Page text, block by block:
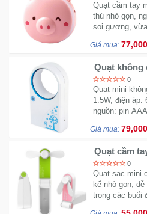
Massage
Thao
Ngoại
Quạt cầm tay
thú nhỏ gọn,
soi gương,
không sợ bị
Giá mua:
Quạt không
Tree
0
Quạt mini
1.5W, điện
nguồn: pin
Giá mua:
Quạt cầm
KT M1
0
Quạt sạc mini
kế nhỏ gọn,
trong các buổi